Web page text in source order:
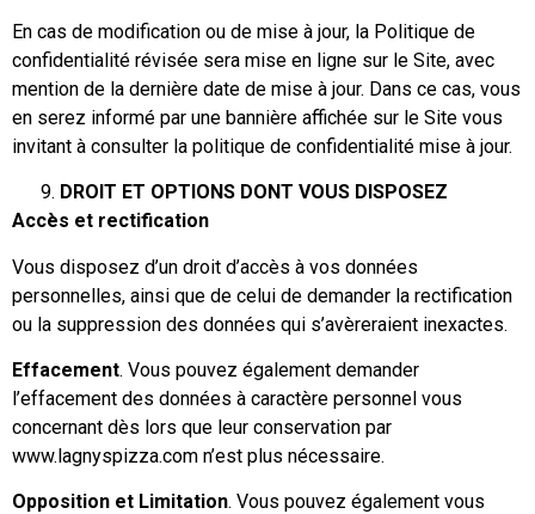
En cas de modification ou de mise à jour, la Politique de
confidentialité révisée sera mise en ligne sur le Site, avec
mention de la dernière date de mise à jour. Dans ce cas, vous
en serez informé par une bannière affichée sur le Site vous
invitant à consulter la politique de confidentialité mise à jour.
DROIT ET OPTIONS DONT VOUS DISPOSEZ
Accès et rectification
Vous disposez d’un droit d’accès à vos données
personnelles, ainsi que de celui de demander la rectification
ou la suppression des données qui s’avèreraient inexactes.
Effacement. Vous pouvez également demander
l’effacement des données à caractère personnel vous
concernant dès lors que leur conservation par
www.lagnyspizza.com n’est plus nécessaire.
Opposition et Limitation. Vous pouvez également vous